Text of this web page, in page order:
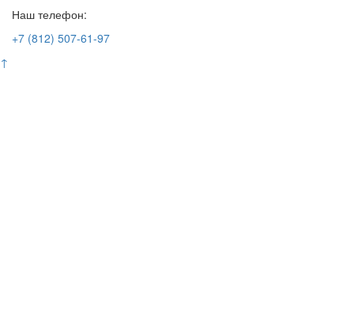
Наш телефон:
+7 (812) 507-61-97
↑